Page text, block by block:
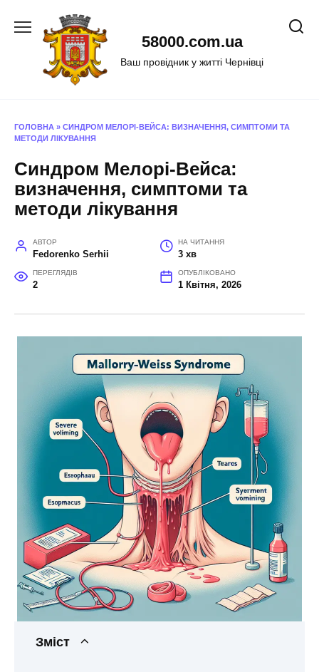
58000.com.ua
Ваш провідник у житті Чернівці
ГОЛОВНА » СИНДРОМ МЕЛОРІ-ВЕЙСА: ВИЗНАЧЕННЯ, СИМПТОМИ ТА
МЕТОДИ ЛІКУВАННЯ
Синдром Мелорі-Вейса:
визначення, симптоми та
методи лікування
АВТОР
Fedorenko Serhii
НА ЧИТАННЯ
3 хв
ПЕРЕГЛЯДІВ
2
ОПУБЛІКОВАНО
1 Квітня, 2026
Зміст